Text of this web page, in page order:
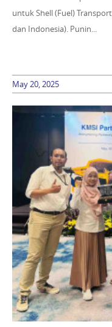
untuk Shell (Fuel)
dan Indonesia). Punin...
May 20, 2025